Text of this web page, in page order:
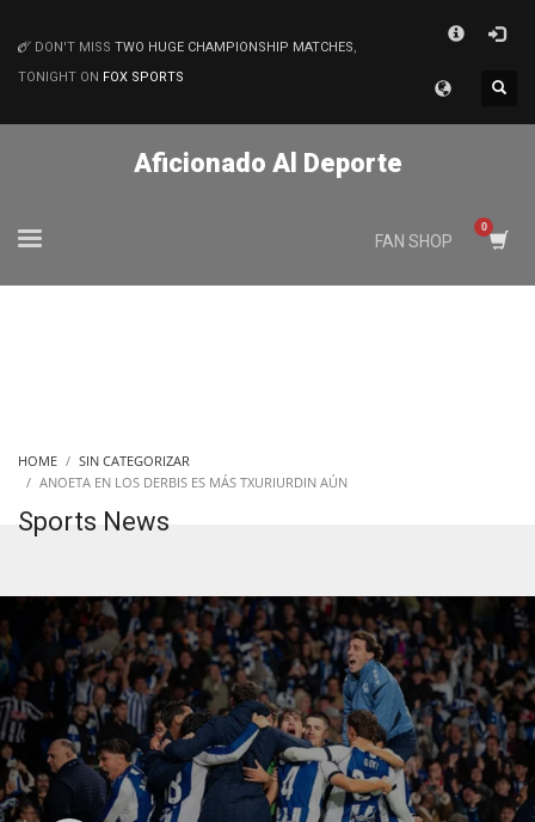
MATCHES
DON'T MISS TWO HUGE CHAMPIONSHIP MATCHES,
TONIGHT ON FOX SPORTS
Aficionado Al Deporte
FAN SHOP
HOME
SIN CATEGORIZAR
ANOETA EN LOS DERBIS ES MÁS TXURIURDIN AÚN
Sports News